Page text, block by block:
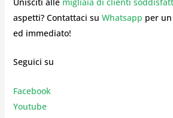
aspetti? Contattaci su Whatsapp per
ed immediato!
Seguici su
Facebook
Youtube